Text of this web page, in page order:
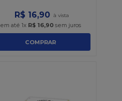
R$ 16,90
em até 1x R$ 16,90 sem juros
COMPRAR